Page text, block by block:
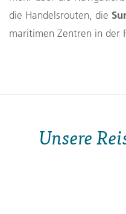
die Handelsrouten, die
maritimen Zentren in der
Unsere